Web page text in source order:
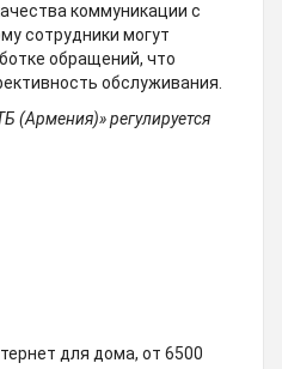
коммуникации с
сотрудники могут
обращений, что
обслуживания.
(Армения)» регулируется
для дома, от 6500